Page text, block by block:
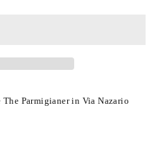
The Parmigianer in Via Nazario